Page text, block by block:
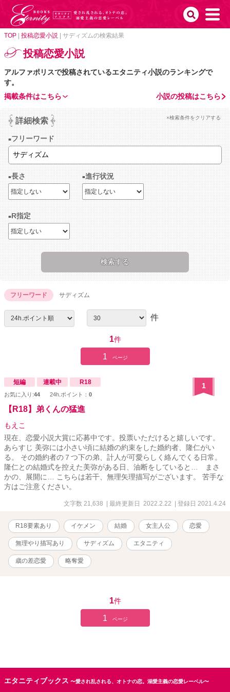
TOP 投稿恋愛小説 サディズムの検索結果
投稿恋愛小説
アルファポリスで投稿されているエタニティ小説のランキングで
す。
小説の投稿はこちら
掲載条件はこちら
詳細検索 ×検索条件をクリアする
フリーワード
長さ 進行状況
R指定
フリーワード サディズム
件
1件
1 ページ
短編 連載中 R18
お気に入り:44 24h.ポイント： 0
1
【R18】弟くんの猛進
もえこ
現在、恋愛小説大賞に応募中です。投票いただけると嬉しいです。
あらすじ 美弥には小さい頃に結婚の約束をした婚約者、隆仁がい
る。 その婚約者の７つ下の弟、計人が可愛らしく絡んでくる日常。
隆仁との結婚式を控えた美弥がある日、油断をしていると… まさ
かの、展開に… こちらは若干、無理矢理描写がございます。 苦手な
方はご注意ください。
文字数 21,638 | 最終更新日 2022.2.22 | 登録日 2021.4.24
R18要素あり イケメン 結婚 女主人公 恋愛
無理やり描写あり サディズム エタニティ
歳の差恋愛 略奪愛
1件
1 ページ
エタニティブックス 〜愛され乱される、オトナの恋。溺愛主義の恋愛レーベル〜